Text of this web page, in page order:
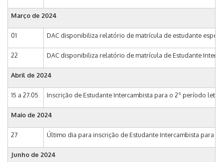
Março de 2024
01 DAC disponibiliza relatório de matrícula de estudante
22 DAC disponibiliza relatório de matrícula de Estudante
Abril de 2024
15 a 27.05 Inscrição de Estudante Intercambista para o 2º período
Maio de 2024
27 Último dia para inscrição de Estudante Intercambista para o
Junho de 2024